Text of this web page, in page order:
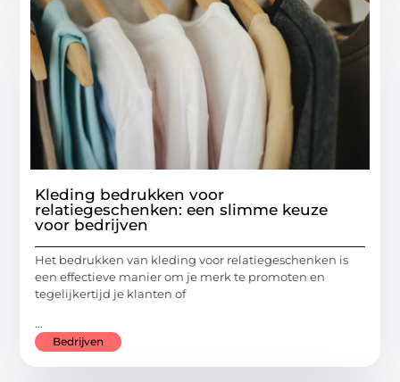
Kleding bedrukken voor
relatiegeschenken: een slimme keuze
voor bedrijven
Het bedrukken van kleding voor relatiegeschenken is
een effectieve manier om je merk te promoten en
tegelijkertijd je klanten of
...
Bedrijven